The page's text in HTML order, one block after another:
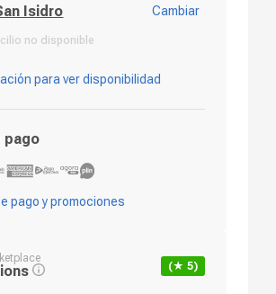
Isidro Cambiar
no disponible
para ver disponibilidad
pago
pago y promociones
(★ 5)